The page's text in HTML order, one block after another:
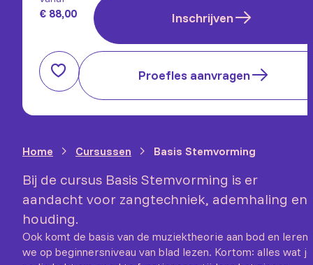
€ 88,00 Inschrijven
Proefles aanvragen
Home Cursussen Basis Stemvorming
Bij de cursus Basis Stemvorming is er
aandacht voor zangtechniek, ademhaling en
houding.
Ook komt de basis van de muziektheorie aan bod en leren
we op beginnersniveau van blad lezen. Kortom: alles wat je